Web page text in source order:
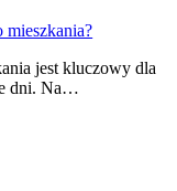
mieszkania?
jest kluczowy dla
dni. Na…